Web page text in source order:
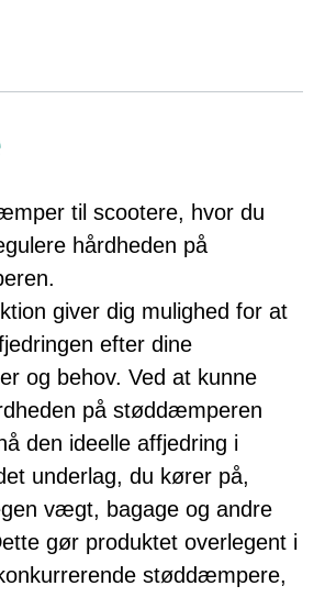
til scootere, hvor du
hårdheden på
giver dig mulighed for at
efter dine
og behov. Ved at kunne
på støddæmperen
den ideelle affjedring i
underlag, du kører på,
vægt, bagage og andre
gør produktet overlegent i
støddæmpere,